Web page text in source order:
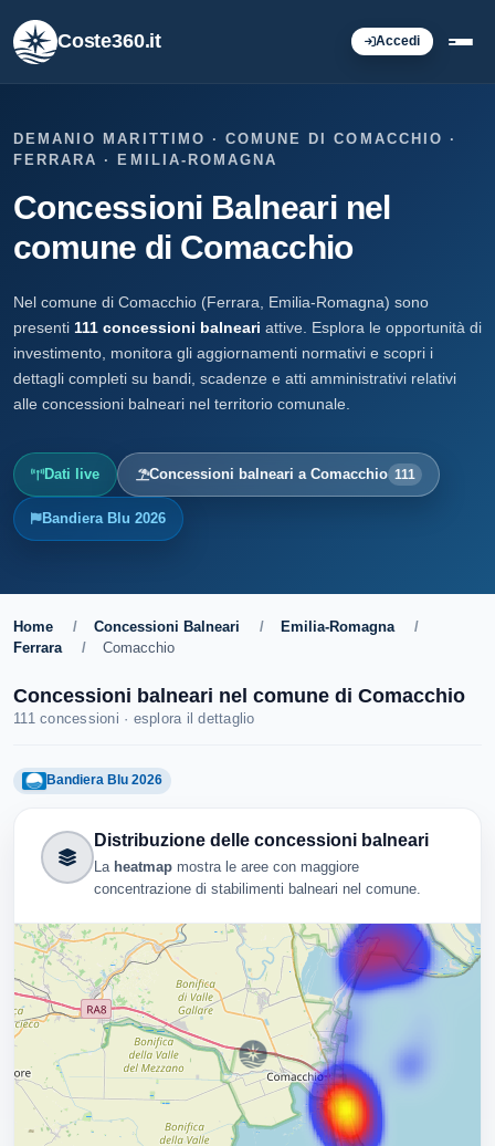
Coste360.it Accedi
DEMANIO MARITTIMO · COMUNE DI COMACCHIO ·
FERRARA · EMILIA-ROMAGNA
Concessioni Balneari nel
comune di Comacchio
Nel comune di Comacchio (Ferrara, Emilia-Romagna) sono
presenti 111 concessioni balneari attive. Esplora le opportunità di
investimento, monitora gli aggiornamenti normativi e scopri i
dettagli completi su bandi, scadenze e atti amministrativi relativi
alle concessioni balneari nel territorio comunale.
Dati live Concessioni balneari a Comacchio 111
Bandiera Blu 2026
Home / Concessioni Balneari / Emilia-Romagna
/
Ferrara
/ Comacchio
Concessioni balneari nel comune di Comacchio
111 concessioni · esplora il dettaglio
Bandiera Blu 2026
Distribuzione delle concessioni balneari
La heatmap mostra le aree con maggiore
concentrazione di stabilimenti balneari nel comune.